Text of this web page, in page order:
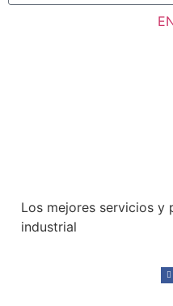
Los mejores servicios y
industrial